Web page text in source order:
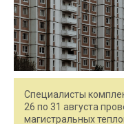
Специалисты
26 по 31 августа
магистральных